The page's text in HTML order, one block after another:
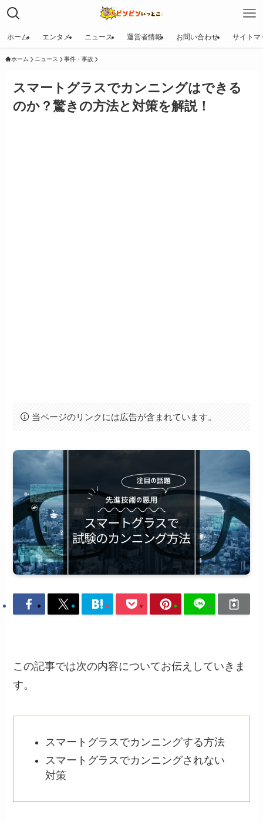
ホーム エンタメ ニュース 運営者情報 お問い合わせ サイトマ
ホーム ニュース 事件・事故
スマートグラスでカンニングはできる
のか？驚きの方法と対策を解説！
当ページのリンクには広告が含まれています。
この記事では次の内容についてお伝えしていきま
す。
スマートグラスでカンニングする方法
スマートグラスでカンニングされない
対策